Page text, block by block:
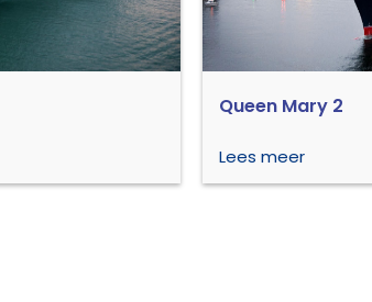
Queen Mary 2
Lees meer